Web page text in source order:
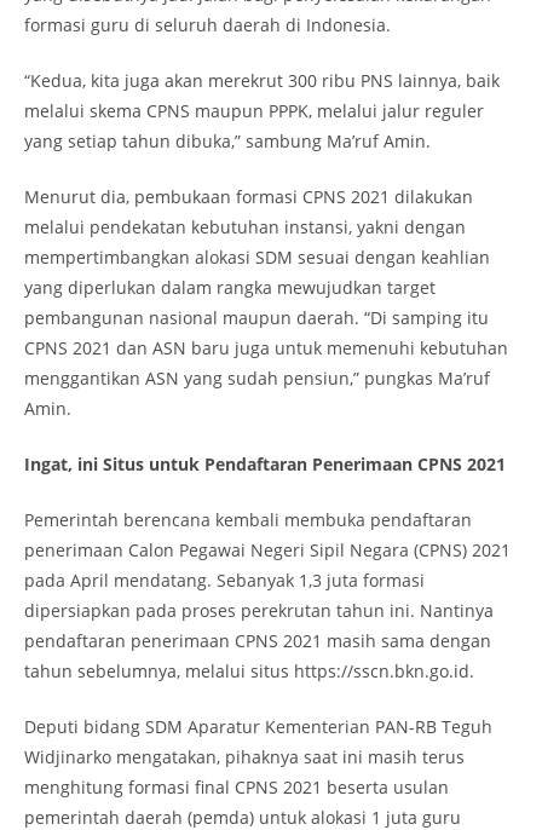
formasi guru di seluruh daerah di Indonesia.
“Kedua, kita juga akan merekrut 300 ribu PNS lainnya, baik
melalui skema CPNS maupun PPPK, melalui jalur reguler
yang setiap tahun dibuka,” sambung Ma’ruf Amin.
Menurut dia, pembukaan formasi CPNS 2021 dilakukan
melalui pendekatan kebutuhan instansi, yakni dengan
mempertimbangkan alokasi SDM sesuai dengan keahlian
yang diperlukan dalam rangka mewujudkan target
pembangunan nasional maupun daerah. “Di samping itu
CPNS 2021 dan ASN baru juga untuk memenuhi kebutuhan
menggantikan ASN yang sudah pensiun,” pungkas Ma’ruf
Amin.
Ingat, ini Situs untuk Pendaftaran Penerimaan CPNS 2021
Pemerintah berencana kembali membuka pendaftaran
penerimaan Calon Pegawai Negeri Sipil Negara (CPNS) 2021
pada April mendatang. Sebanyak 1,3 juta formasi
dipersiapkan pada proses perekrutan tahun ini. Nantinya
pendaftaran penerimaan CPNS 2021 masih sama dengan
tahun sebelumnya, melalui situs https://sscn.bkn.go.id.
Deputi bidang SDM Aparatur Kementerian PAN-RB Teguh
Widjinarko mengatakan, pihaknya saat ini masih terus
menghitung formasi final CPNS 2021 beserta usulan
pemerintah daerah (pemda) untuk alokasi 1 juta guru